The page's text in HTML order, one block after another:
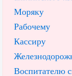
Моряку
Рабочему
Кассиру
Воспитателю